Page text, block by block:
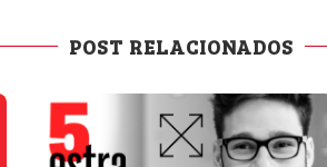
POST RELACIONADOS